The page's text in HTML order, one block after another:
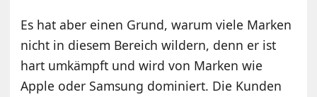
Es hat aber einen Grund, warum viele Marken
nicht in diesem Bereich wildern, denn er ist
hart umkämpft und wird von Marken wie
Apple oder Samsung dominiert. Die Kunden